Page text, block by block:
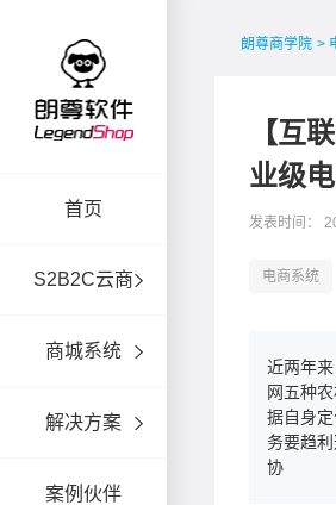
首页
S2B2C云商
商城系统
解决方案
案例伙伴
朗尊商学院 >
【互
业级
发表时间：
电商系统
近两年
网五种
据自身
务要趋
协